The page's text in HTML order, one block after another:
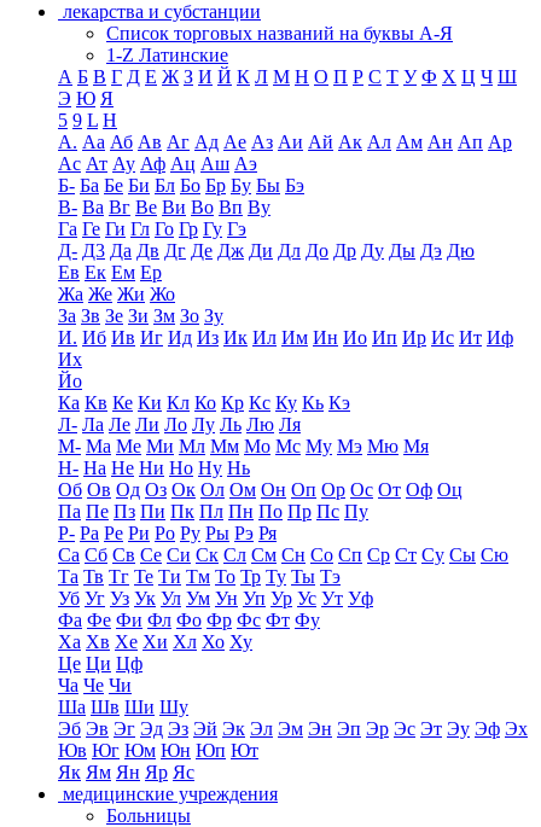
лекарства и субстанции
Список торговых названий на буквы А-Я
1-Z Латинские
А Б В Г Д Е Ж З И Й К Л М Н О П Р С Т У Ф Х Ц Ч Ш
Э Ю Я
5 9 L H
А. Аа Аб Ав Аг Ад Ае Аз Аи Ай Ак Ал Ам Ан Ап Ар
Ас Ат Ау Аф Ац Аш Аэ
Б- Ба Бе Би Бл Бо Бр Бу Бы Бэ
В- Ва Вг Ве Ви Во Вп Ву
Га Ге Ги Гл Го Гр Гу Гэ
Д- Д3 Да Дв Дг Де Дж Ди Дл До Др Ду Ды Дэ Дю
Ев Ек Ем Ер
Жа Же Жи Жо
За Зв Зе Зи Зм Зо Зу
И. Иб Ив Иг Ид Из Ик Ил Им Ин Ио Ип Ир Ис Ит Иф
Их
Йо
Ка Кв Ке Ки Кл Ко Кр Кс Ку Кь Кэ
Л- Ла Ле Ли Ло Лу Ль Лю Ля
М- Ма Ме Ми Мл Мм Мо Мс Му Мэ Мю Мя
Н- На Не Ни Но Ну Нь
Об Ов Од Оз Ок Ол Ом Он Оп Ор Ос От Оф Оц
Па Пе Пз Пи Пк Пл Пн По Пр Пс Пу
Р- Ра Ре Ри Ро Ру Ры Рэ Ря
Са Сб Св Се Си Ск Сл См Сн Со Сп Ср Ст Су Сы Сю
Та Тв Тг Те Ти Тм То Тр Ту Ты Тэ
Уб Уг Уз Ук Ул Ум Ун Уп Ур Ус Ут Уф
Фа Фе Фи Фл Фо Фр Фс Фт Фу
Ха Хв Хе Хи Хл Хо Ху
Це Ци Цф
Ча Че Чи
Ша Шв Ши Шу
Эб Эв Эг Эд Эз Эй Эк Эл Эм Эн Эп Эр Эс Эт Эу Эф Эх
Юв Юг Юм Юн Юп Ют
Як Ям Ян Яр Яс
медицинские учреждения
Больницы